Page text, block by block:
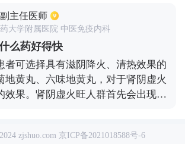
这些药物之后，肚子疼痛的症状并没
至还要加重，则需要排除腹部疾病，
、胆囊炎以及胰腺炎、妇科炎症、肠
病了。因此在进行治疗之前，还是应
，不能够自己随意的用药。
副主任医师
大学附属医院 中医免疫内科
么药好得快
者可选择具有滋阴降火、清热效果的
地黄丸、六味地黄丸，对于肾阴虚火
效果。肾阴虚火旺人群首先会出现失
中也应该注意，不应该抽烟喝酒，应
zjshuo.com 京ICP备2021018588号-6